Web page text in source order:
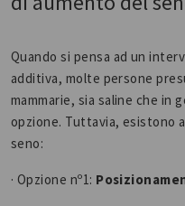
Quando si pensa ad un
additiva, molte persone
mammarie, sia saline che in
opzione. Tuttavia, esistono
seno:
· Opzione nº1: